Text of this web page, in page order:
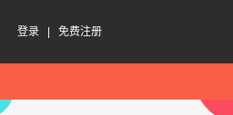
登录 免费注册